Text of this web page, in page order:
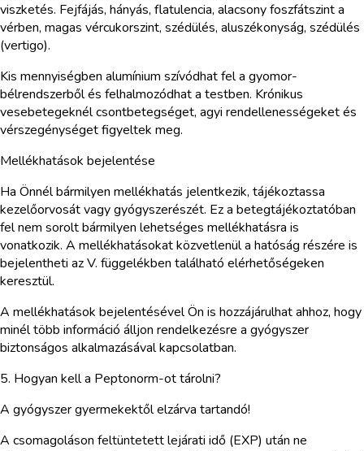
viszketés. Fejfájás, hányás, flatulencia, alacsony foszfátszint a
vérben, magas vércukorszint, szédülés, aluszékonyság, szédülés
(vertigo).
Kis mennyiségben alumínium szívódhat fel a gyomor-
bélrendszerből és felhalmozódhat a testben. Krónikus
vesebetegeknél csontbetegséget, agyi rendellenességeket és
vérszegénységet figyeltek meg.
Mellékhatások bejelentése
Ha Önnél bármilyen mellékhatás jelentkezik, tájékoztassa
kezelőorvosát vagy gyógyszerészét. Ez a betegtájékoztatóban
fel nem sorolt bármilyen lehetséges mellékhatásra is
vonatkozik. A mellékhatásokat közvetlenül a hatóság részére is
bejelentheti az V. függelékben található elérhetőségeken
keresztül.
A mellékhatások bejelentésével Ön is hozzájárulhat ahhoz, hogy
minél több információ álljon rendelkezésre a gyógyszer
biztonságos alkalmazásával kapcsolatban.
5. Hogyan kell a Peptonorm-ot tárolni?
A gyógyszer gyermekektől elzárva tartandó!
A csomagoláson feltüntetett lejárati idő (EXP) után ne